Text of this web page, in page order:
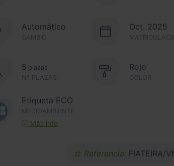
CAMBIO
Automático Oct. 2025
Nº PLAZAS
5 plazas Rojo
COLOR
Etiqueta ECO
MEDIOAMBIENTE
Más info
Referencia: FIATEIRA/